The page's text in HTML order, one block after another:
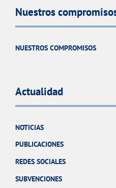
Nuestros
NUESTROS COMPROMISOS
Actualidad
NOTICIAS
PUBLICACIONES
REDES SOCIALES
SUBVENCIONES